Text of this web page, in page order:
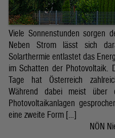
Viele Sonnenstunden sorgen
Neben Strom lässt sich
Solarthermie entlastet das
im Schatten der Photovoltaik.
Tage hat Österreich
Während dabei meist über
Photovoltaikanlagen
eine zweite Form […]
NÖN